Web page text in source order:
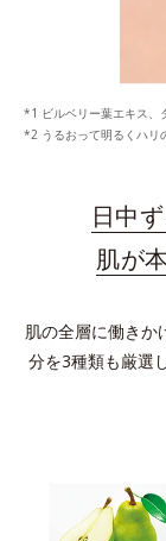
ビルベリー葉エキス
うるおって明るくハリ
日中
肌が
肌の全層に働きか
分を3種類も厳選